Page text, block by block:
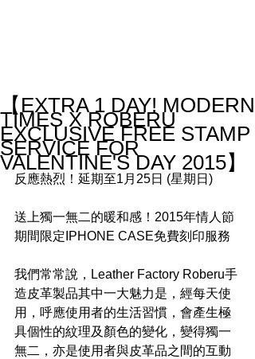
【EXTRA 1 DAY! MODERN
TIMES X ROBERU
EXCLUSIVE FREE STAMP
SERVICE FOR
VALENTINE'S DAY 2015】
反應熱烈！延期至1月25日 (星期日)
送上獨一無二的暖和感！2015年情人節
期間限定IPHONE CASE免費刻印服務
我們常常說，Leather Factory Roberu手
造皮革製品其中一大魅力是，經每天使
用，呼應使用者的生活習慣，會產生極
具個性的紋理及顏色的變化，變得獨一
無二，亦是使用者與皮革品之間的互動